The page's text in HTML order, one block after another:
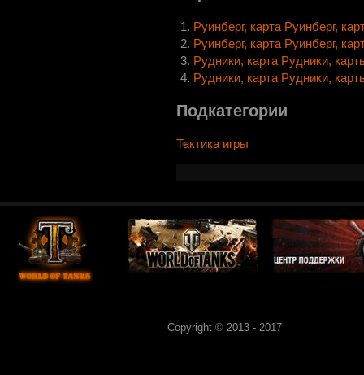
Руинберг, карта Руинберг,
Руинберг, карта Руинберг,
Рудники, карта Рудники,
Рудники, карта Рудники,
Подкатегории
Тактика игры
Copyright © 2013 - 2017